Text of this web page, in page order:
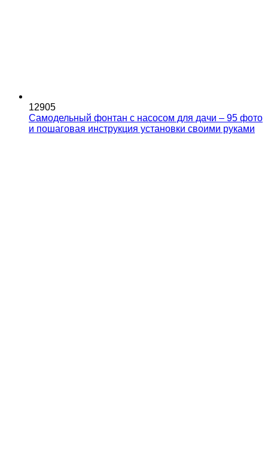
12905
Самодельный фонтан с насосом для дачи – 95 фото
и пошаговая инструкция установки своими руками